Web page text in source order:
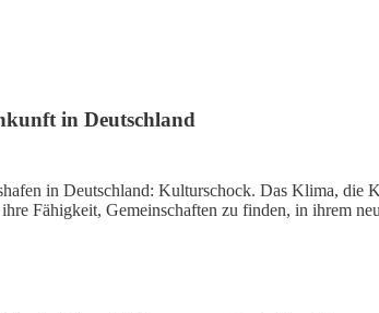
in Deutschland
in Deutschland: Kulturschock. Das Klima, die
Fähigkeit, Gemeinschaften zu finden, in ihrem